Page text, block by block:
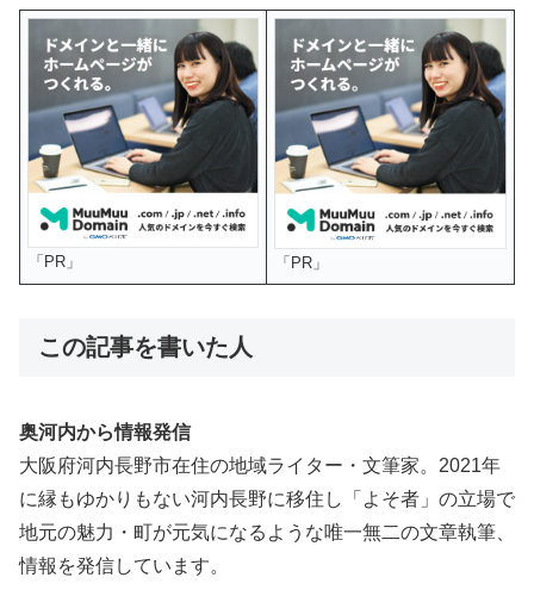
「PR」 「PR」
この記事を書いた人
奥河内から情報発信
大阪府河内長野市在住の地域ライター・文筆家。2021年
に縁もゆかりもない河内長野に移住し「よそ者」の立場で
地元の魅力・町が元気になるような唯一無二の文章執筆、
情報を発信しています。